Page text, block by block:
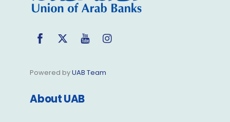
FacebookTwitter YouTube
Powered byUAB Team
About UAB